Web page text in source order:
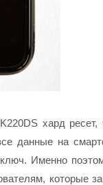
хард
данные на
Именно
которые